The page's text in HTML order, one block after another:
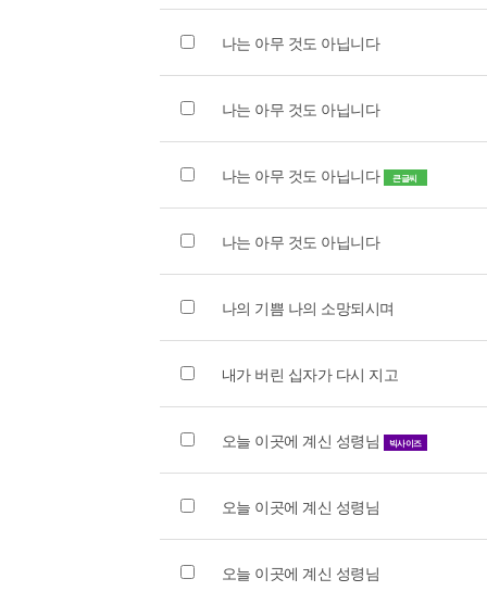
나는 아무 것도 아닙니다
나는 아무 것도 아닙니다
나는 아무 것도 아닙니다 큰글씨
나는 아무 것도 아닙니다
나의 기쁨 나의 소망되시며
내가 버린 십자가 다시 지고
오늘 이곳에 계신 성령님 빅사이즈
오늘 이곳에 계신 성령님
오늘 이곳에 계신 성령님